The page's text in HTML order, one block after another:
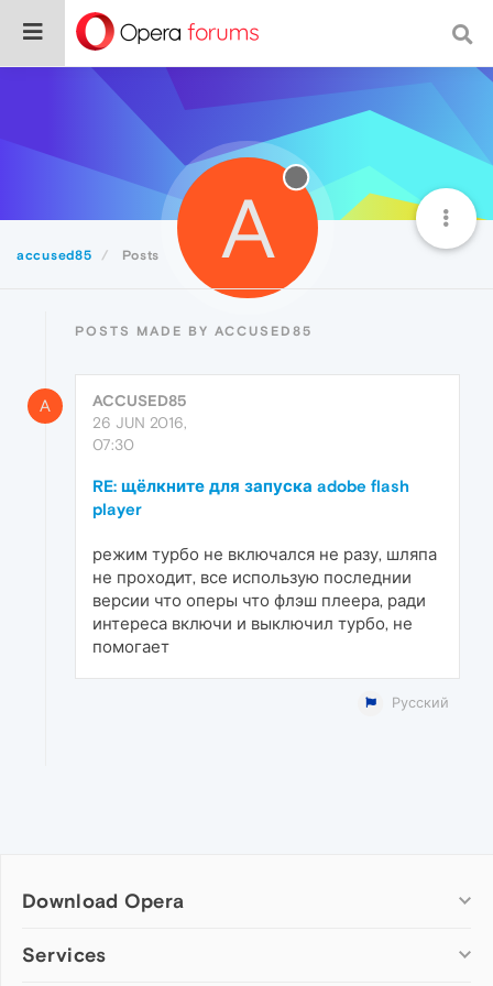
accused85 Posts A
POSTS MADE BY ACCUSED85
A
ACCUSED85
26 JUN 2016,
07:30
RE: щёлкните для запуска adobe flash
player
режим турбо не включался не разу, шляпа
не проходит, все использую последнии
версии что оперы что флэш плеера, ради
интереса включи и выключил турбо, не
помогает
Русский
Download Opera
Computer browsers
Services